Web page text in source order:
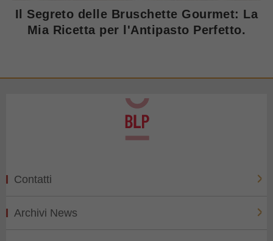
Il Segreto delle Bruschette Gourmet: La
Mia Ricetta per l'Antipasto Perfetto.
Contatti
Archivi News